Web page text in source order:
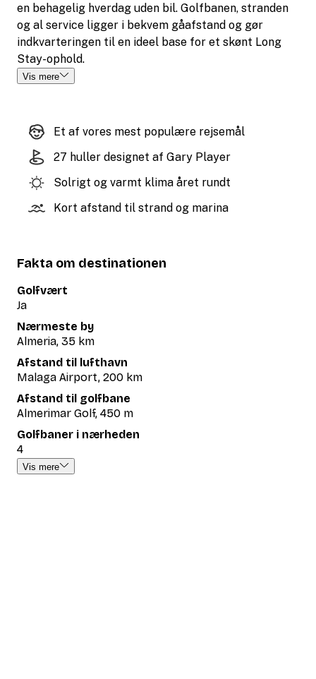
en behagelig hverdag uden bil. Golfbanen, stranden
og al service ligger i bekvem gåafstand og gør
indkvarteringen til en ideel base for et skønt Long
Stay-ophold.
Vis mere
Et af vores mest populære rejsemål
27 huller designet af Gary Player
Solrigt og varmt klima året rundt
Kort afstand til strand og marina
Fakta om destinationen
Golfvært
Ja
Nærmeste by
Almeria, 35 km
Afstand til lufthavn
Malaga Airport, 200 km
Afstand til golfbane
Almerimar Golf, 450 m
Golfbaner i nærheden
4
Vis mere